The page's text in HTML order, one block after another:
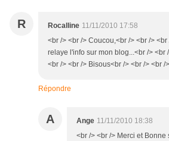
R Rocalline 11/11/2010 17:58
<br /> <br /> Coucou,<br /> <br />
relaye l'info sur mon blog...<br /> <br
<br /> <br /> Bisous<br /> <br /> <br /
Répondre
A Ange 11/11/2010 18:38
<br /> <br /> Merci et Bonne